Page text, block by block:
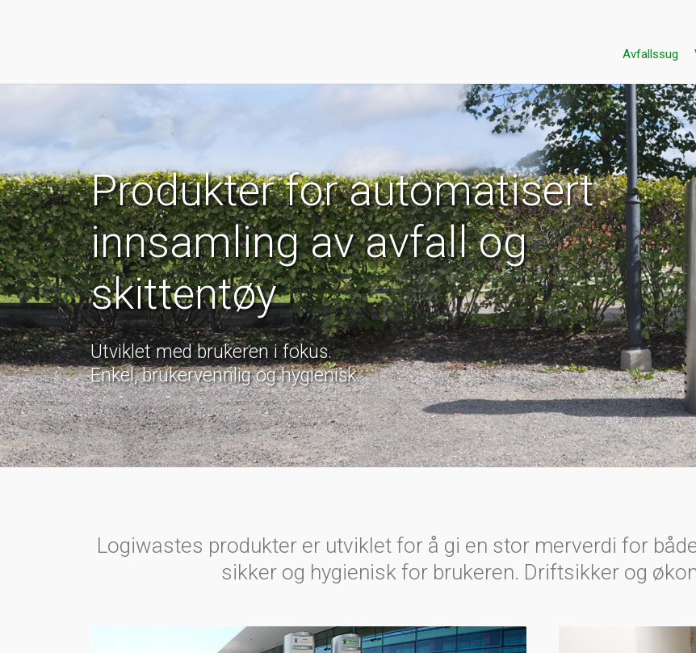
Avfallssug
Produkter for automatisert
innsamling av avfall og
skittentøy
Utviklet med brukeren i fokus.
Enkel, brukervennlig og hygienisk.
Logiwastes produkter er utviklet for å gi en stor merverdi for
sikker og hygienisk for brukeren. Driftsikker og